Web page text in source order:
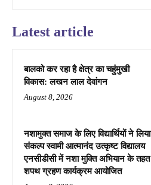
Latest article
बालको कर रहा है क्षेत्र का चहुंमुखी
विकास: लखन लाल देवांगन
August 8, 2026
नशामुक्त समाज के लिए विद्यार्थियों ने लिया
संकल्प स्वामी आत्मानंद उत्कृष्ट विद्यालय
एनसीडीसी में नशा मुक्ति अभियान के तहत
शपथ ग्रहण कार्यक्रम आयोजित